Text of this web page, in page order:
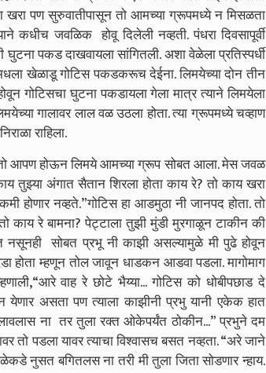
खरा पण सुरुवातीपासून तो आमच्या ग्रूपमध्ये न मिसळता
कधीच जवळिक होवू दिलेली नव्हती. पंधरा दिवसापूर्वी
घुटना पकड दाखवायला सांगितली. अशा वेळेला प्रतिस्पर्धी
खेळाडू गोटिस पकडकरूच देईना. लिमयेच्या दोन तीन
गोटिसचा घुटना पकडायला गेला मात्र त्याने लिमयेला
गालावर लाल वळ उठला होता. त्या ग्रूपमध्ये चव्हाण
राहिला.
आपण होऊन लिमये आमच्या ग्रूप सोबत आला. मेस जवळ
तुझ्या अंगात सैतान शिरला होता काय रे? तो काय खरा
नव्हते.”गोटिस हा आडमुठा नी जानपद होता. तो
काय रे बामना? पेट्टाला तुझी मुंडी मुरगाळून टाकीन की
सोबत प्रभू नी काझी असल्यामुळे मी पुढे होवून
होता म्हणून तोल जावून धाडकन आडवा पडला. मागोमाग
वाह रे छोटे भैय्या... गोटिस को धोबीपछाड दे
येणार असता पण त्याला काझीनी प्रभु यानी एकेक हात
ना तर तुला रक्त ओकेपर्यंत ठोकीन...” प्रभुने दम
तो पडला यावर त्याचा विश्वासच बसत नव्हता. “अरे जाने
नुसत बगितलस ना तरी मी तुला जिता सोडणार न्हाय.